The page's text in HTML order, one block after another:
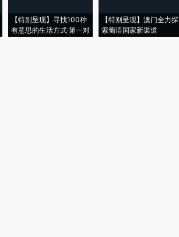
【特别呈现】寻找100种
有意思的生活方式·第一对
【特别呈现】澳门全力探
索葡语国家新渠道